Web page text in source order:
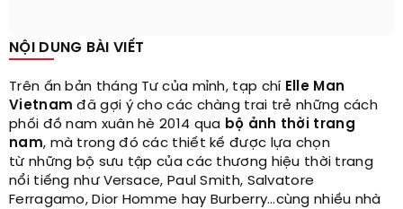
NỘI DUNG BÀI VIẾT
Trên ấn bản tháng Tư của mỉnh, tạp chí Elle Man
Vietnam đã gợi ý cho các chàng trai trẻ những cách
phối đồ nam xuân hè 2014 qua bộ ảnh thời trang
nam, mà trong đó các thiết kế được lựa chọn
từ những bộ sưu tập của các thương hiệu thời trang
nổi tiếng như Versace, Paul Smith, Salvatore
Ferragamo, Dior Homme hay Burberry…cùng nhiều nhà